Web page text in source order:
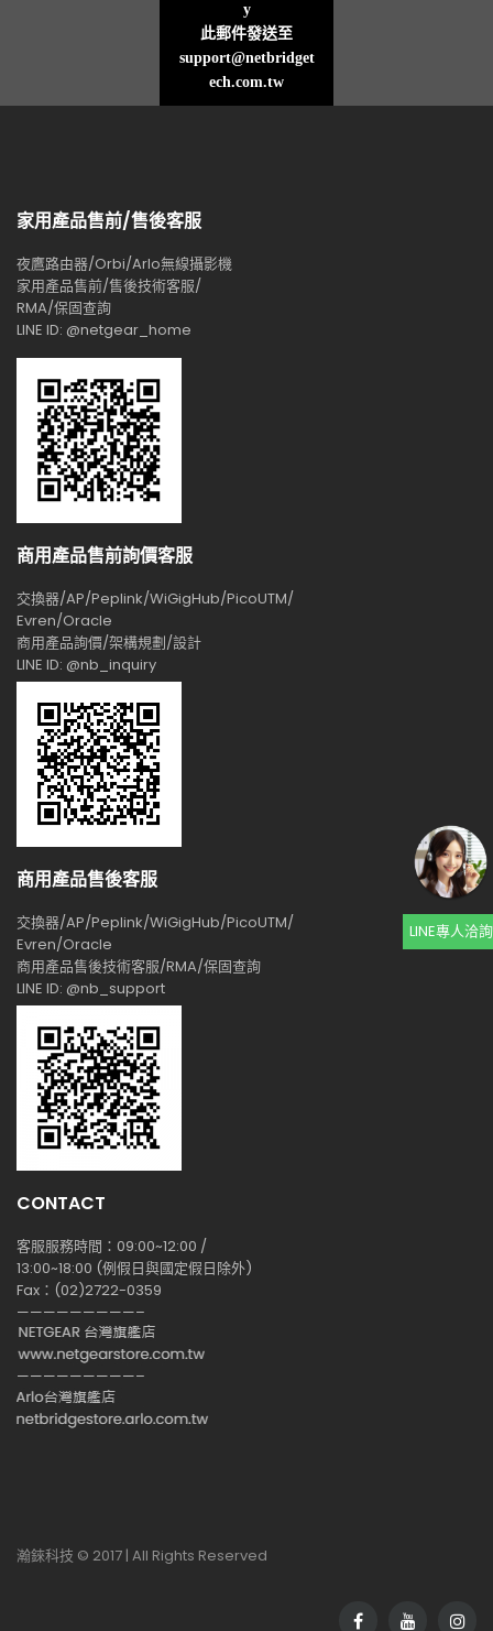
y
此郵件發送至
support@netbridget
ech.com.tw
家用產品售前/售後客服
夜鷹路由器/Orbi/Arlo無線攝影機
家用產品售前/售後技術客服/
RMA/保固查詢
LINE ID: @netgear_home
商用產品售前詢價客服
交換器/AP/Peplink/WiGigHub/PicoUTM/
Evren/Oracle
商用產品詢價/架構規劃/設計
LINE ID: @nb_inquiry
商用產品售後客服
交換器/AP/Peplink/WiGigHub/PicoUTM/
Evren/Oracle
商用產品售後技術客服/RMA/保固查詢
LINE ID: @nb_support
CONTACT
客服服務時間：09:00~12:00 /
13:00~18:00 (例假日與國定假日除外)
Fax：(02)2722-0359
—————————–
—————————–
LINE專人洽詢
瀚錸科技 © 2017 | All Rights Reserved